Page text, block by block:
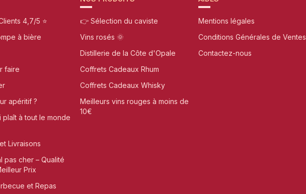
4,7/5 ⭐
à bière
faire
apéritif ?
plaît à tout le monde
Livraisons
pas cher – Qualité
Prix
et Repas
👉 Sélection du caviste
Vins rosés 🌞
Distillerie de la Côte d'Opale
Coffrets Cadeaux Rhum
Coffrets Cadeaux Whisky
Meilleurs vins rouges à moins de
10€
Mentions légales
Conditions Générales de Ventes
Contactez-nous